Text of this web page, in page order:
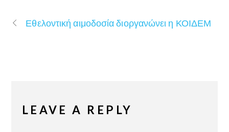
Εθελοντική αιμοδοσία διοργανώνει η ΚΟΙΔΕΜ
LEAVE A REPLY